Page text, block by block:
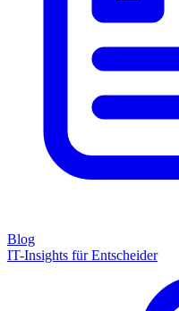
Blog
IT-Insights für Entscheider